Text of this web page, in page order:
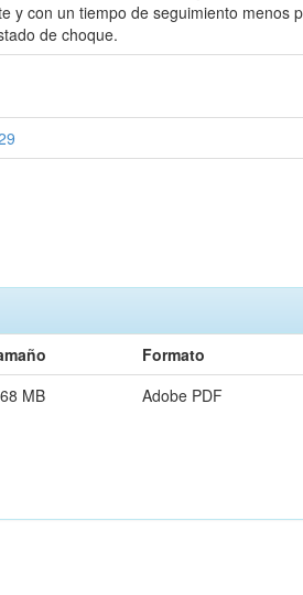
con un tiempo de seguimiento menos
de choque.
Formato
MB Adobe PDF